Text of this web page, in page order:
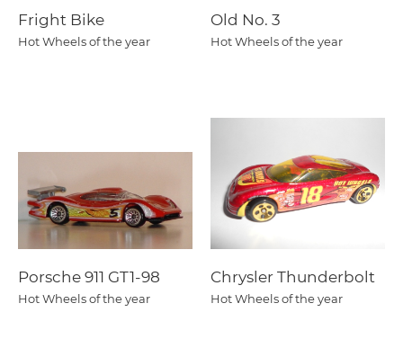
Fright Bike
Hot Wheels of the year
Old No. 3
Hot Wheels of the year
Porsche 911 GT1-98
Hot Wheels of the year
Chrysler Thunderbolt
Hot Wheels of the year